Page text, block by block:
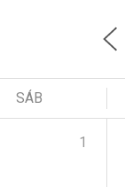
SÁB
1